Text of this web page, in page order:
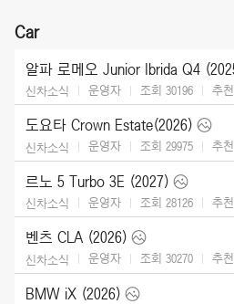
Car
알파 로메오 Junior Ibrida Q4
신차소식 운영자 조회 30196 추천
도요타 Crown Estate(2026)
신차소식 운영자 조회 29975 추천
르노 5 Turbo 3E (2027)
신차소식 운영자 조회 28126 추천
벤츠 CLA (2026)
신차소식 운영자 조회 30270 추천
BMW iX (2026)